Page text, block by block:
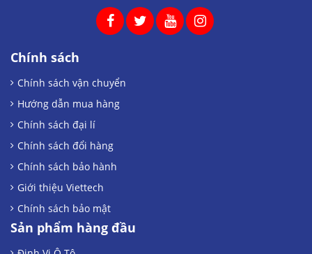
Chính sách
Chính sách vận chuyển
Hướng dẫn mua hàng
Chính sách đại lí
Chính sách đổi hàng
Chính sách bảo hành
Giới thiệu Viettech
Chính sách bảo mật
Sản phẩm hàng đầu